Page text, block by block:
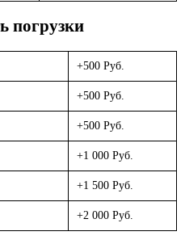
погрузки
+500 Руб.
+500 Руб.
+500 Руб.
+1 000 Руб.
+1 500 Руб.
+2 000 Руб.